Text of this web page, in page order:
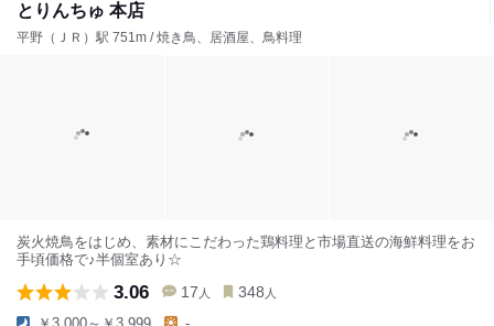
とりんちゅ 本店
平野（ＪＲ）駅 751m / 焼き鳥、居酒屋、鳥料理
炭火焼鳥をはじめ、素材にこだわった鶏料理と市場直送の海鮮料理をお
手頃価格で♪半個室あり☆
3.06 17 人 348 人